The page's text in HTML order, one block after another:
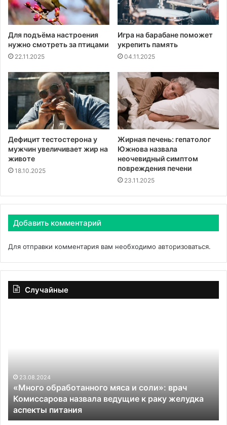
Для подъёма настроения
нужно смотреть за птицами
22.11.2025
Игра на барабане поможет
укрепить память
04.11.2025
Дефицит тестостерона у
мужчин увеличивает жир на
животе
18.10.2025
Жирная печень: гепатолог
Южнова назвала
неочевидный симптом
повреждения печени
23.11.2025
Добавить комментарий
Для отправки комментария вам необходимо авторизоваться.
Случайные
Комиссарова
назвала
ведущие
раку
23.08.2024
«Много обработанного мяса и соли»: врач
Комиссарова назвала ведущие к раку желудка
аспекты питания